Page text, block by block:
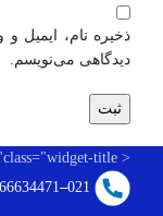
ذخیره نام، ایمیل
دیدگاهی می‌نویسم.
< class="widget-title">اطلاعات تماس
021
–
66634471